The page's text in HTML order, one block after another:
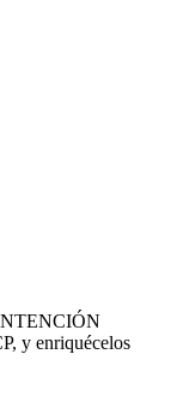
y enriquécelos